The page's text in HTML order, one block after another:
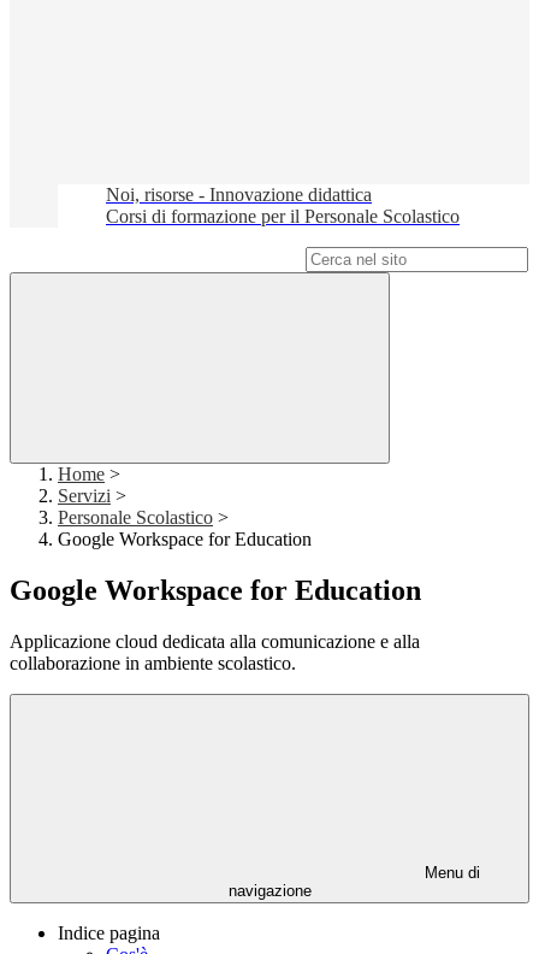
Noi, risorse - Innovazione didattica
Corsi di formazione per il Personale Scolastico
Home >
Servizi >
Personale Scolastico >
Google Workspace for Education
Google Workspace for Education
Applicazione cloud dedicata alla comunicazione e alla
collaborazione in ambiente scolastico.
Menu di
navigazione
Indice pagina